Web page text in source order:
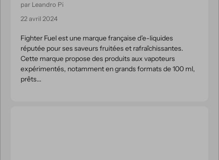
par Leandro Pi
22 avril 2024
Fighter Fuel est une marque française d'e-liquides
réputée pour ses saveurs fruitées et rafraîchissantes.
Cette marque propose des produits aux vapoteurs
expérimentés, notamment en grands formats de 100 ml,
prêts...